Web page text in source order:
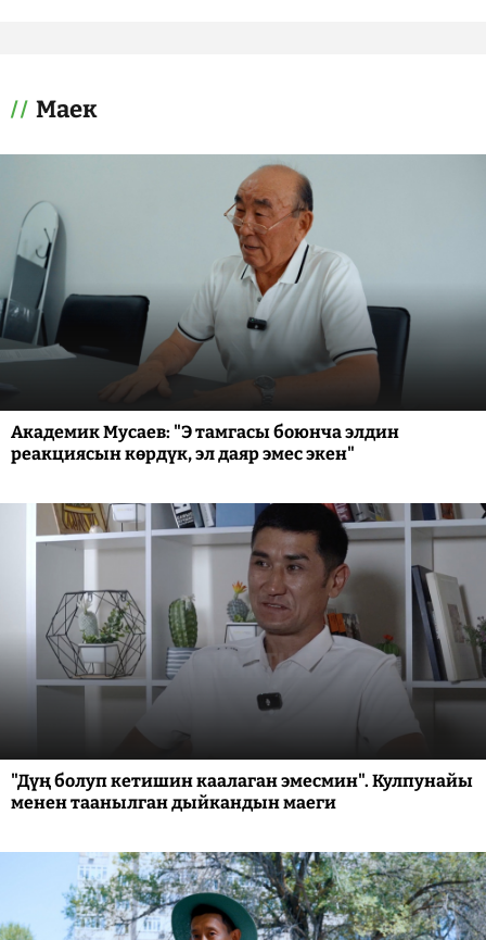
Маек
Академик Мусаев: "Э тамгасы боюнча элдин
реакциясын көрдүк, эл даяр эмес экен"
"Дүң болуп кетишин каалаган эмесмин". Кулпунайы
менен таанылган дыйкандын маеги